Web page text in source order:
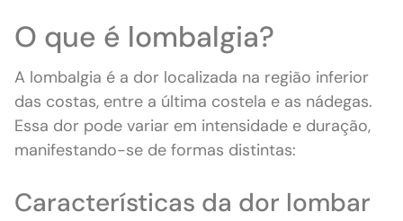
O que é lombalgia?
A lombalgia é a dor localizada na região inferior
das costas, entre a última costela e as nádegas.
Essa dor pode variar em intensidade e duração,
manifestando-se de formas distintas:
Características da dor lombar